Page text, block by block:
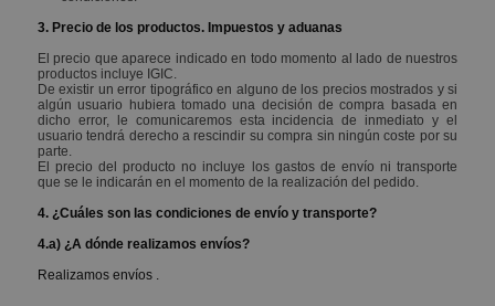
3. Precio de los productos. Impuestos y aduanas
El precio que aparece indicado en todo momento al lado de nuestros
productos incluye IGIC.
De existir un error tipográfico en alguno de los precios mostrados y si
algún usuario hubiera tomado una decisión de compra basada en
dicho error, le comunicaremos esta incidencia de inmediato y el
usuario tendrá derecho a rescindir su compra sin ningún coste por su
parte.
El precio del producto no incluye los gastos de envío ni transporte
que se le indicarán en el momento de la realización del pedido.
4. ¿Cuáles son las condiciones de envío y transporte?
4.a) ¿A dónde realizamos envíos?
Realizamos envíos .